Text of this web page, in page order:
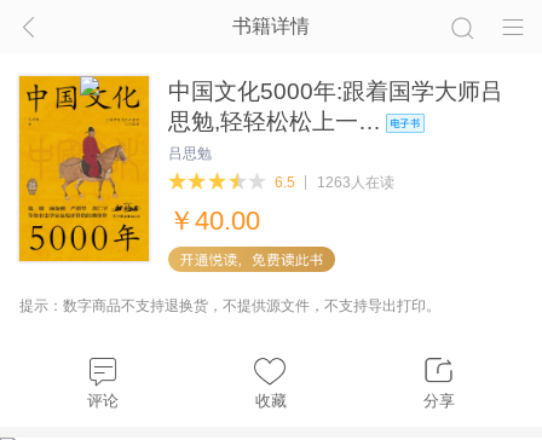
书籍详情
中国文化5000年:跟着国学大师吕
思勉,轻轻松松上一…
吕思勉
6.5
1263人在读
￥ 40.00
提示：数字商品不支持退换货，不提供源文件，不支持导出打印。
评论 收藏 分享